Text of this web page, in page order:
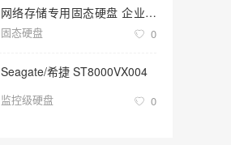
网络存储专用固态硬盘 企业级
服务器
固态硬盘 0
Seagate/希捷 ST8000VX004
监控级硬盘 0